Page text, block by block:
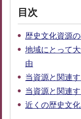
目次
歴史文化資源
地域にとって
由
当資源と関連
当資源と関連
近くの歴史文